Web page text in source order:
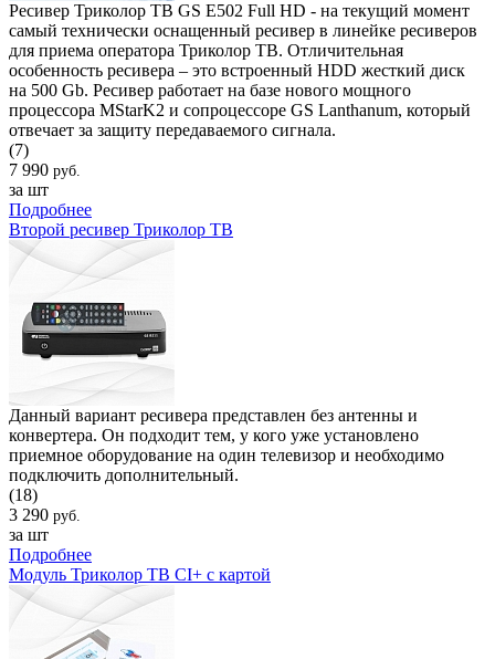
Ресивер Триколор ТВ GS Е502 Full HD - на текущий момент
самый технически оснащенный ресивер в линейке ресиверов
для приема оператора Триколор ТВ. Отличительная
особенность ресивера – это встроенный HDD жесткий диск
на 500 Gb. Ресивер работает на базе нового мощного
процессора MStarK2 и сопроцессоре GS Lanthanum, который
отвечает за защиту передаваемого сигнала.
(7)
7 990 руб.
за шт
Подробнее
Второй ресивер Триколор ТВ
Данный вариант ресивера представлен без антенны и
конвертера. Он подходит тем, у кого уже установлено
приемное оборудование на один телевизор и необходимо
подключить дополнительный.
(18)
3 290 руб.
за шт
Подробнее
Модуль Триколор ТВ CI+ с картой